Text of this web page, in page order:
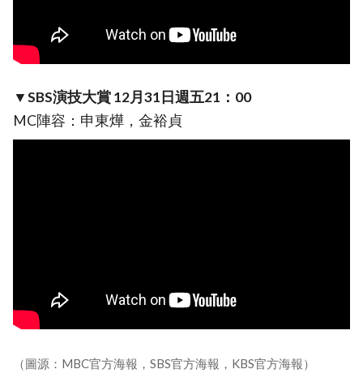
▼SBS演技大賞 12月31日週五21：00
MC陣容：申東燁，金裕貞
（圖源：MBC官方海報，SBS官方海報，KBS官方海報）